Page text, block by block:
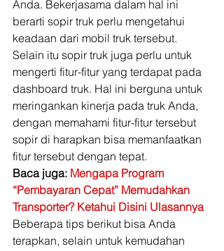
Anda. Bekerjasama dalam hal ini
berarti sopir truk perlu mengetahui
keadaan dari mobil truk tersebut.
Selain itu sopir truk juga perlu untuk
mengerti fitur-fitur yang terdapat pada
dashboard truk. Hal ini berguna untuk
meringankan kinerja pada truk Anda,
dengan memahami fitur-fitur tersebut
sopir di harapkan bisa memanfaatkan
fitur tersebut dengan tepat.
Baca juga: Mengapa Program
“Pembayaran Cepat” Memudahkan
Transporter? Ketahui Disini Ulasannya
Beberapa tips berikut bisa Anda
terapkan, selain untuk kemudahan